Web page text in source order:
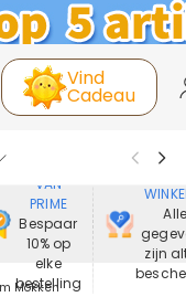
Vind
Cadeau
VAN
PRIME
Bespaar
10% op
elke
bestelling
Alle
zijn
Mokken